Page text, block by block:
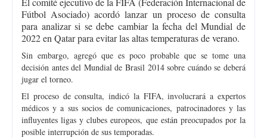
Fútbol Asociado) acordó lanzar un proceso de consulta
para analizar si se debe cambiar la fecha del Mundial de
2022 en Qatar para evitar las altas temperaturas de verano.
Sin embargo, agregó que es poco probable que se tome una
decisión antes del Mundial de Brasil 2014 sobre cuándo se deberá
jugar el torneo.
El proceso de consulta, indicó la FIFA, involucrará a expertos
médicos y a sus socios de comunicaciones, patrocinadores y las
influyentes ligas y clubes europeos, que están preocupados por la
posible interrupción de sus temporadas.